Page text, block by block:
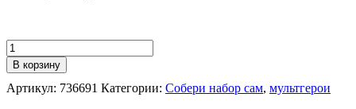
Количество
Фигура"Три
кота
Компот",
В корзину
Артикул: 736691 Категории: Собери набор сам, мультгерои